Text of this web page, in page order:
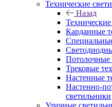
Технические
Назад
Карданные
Потолочные
Трековые
Настенные
Настенно-
светильники
Уличные